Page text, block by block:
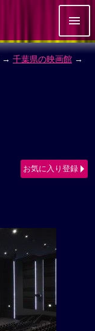
→ 千葉県の映画館 →
お気に入り登録